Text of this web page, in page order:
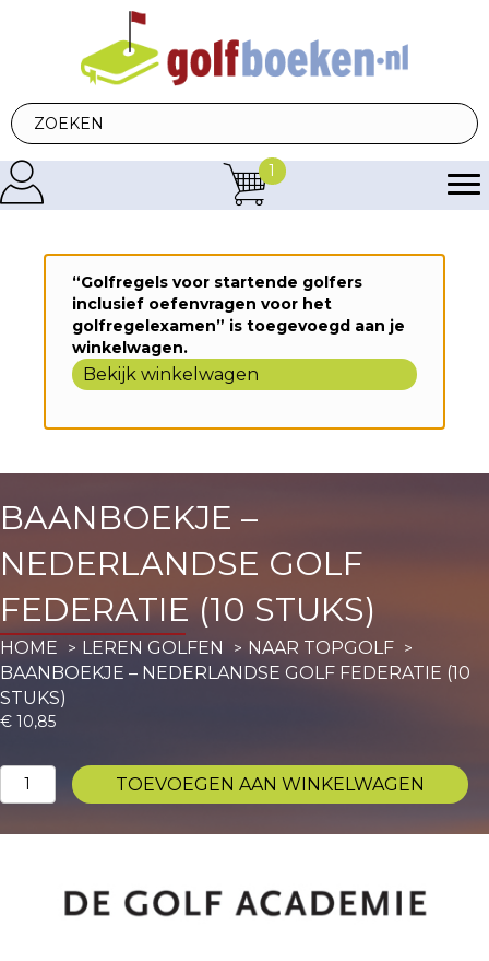
1
“Golfregels voor startende golfers
inclusief oefenvragen voor het
golfregelexamen” is toegevoegd aan je
winkelwagen.
Bekijk winkelwagen
BAANBOEKJE –
NEDERLANDSE GOLF
FEDERATIE (10 STUKS)
HOME LEREN GOLFEN
NAAR TOPGOLF
BAANBOEKJE – NEDERLANDSE GOLF FEDERATIE (10
STUKS)
€ 10,85
Baanboekje
-
Golf
TOEVOEGEN AAN WINKELWAGEN